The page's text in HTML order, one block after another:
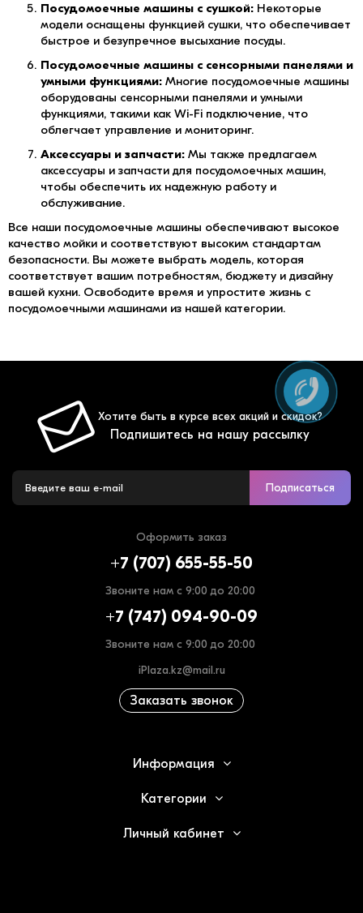
Посудомоечные машины с сушкой: Некоторые
модели оснащены функцией сушки, что обеспечивает
быстрое и безупречное высыхание посуды.
Посудомоечные машины с сенсорными панелями и
умными функциями: Многие посудомоечные машины
оборудованы сенсорными панелями и умными
функциями, такими как Wi-Fi подключение, что
облегчает управление и мониторинг.
Аксессуары и запчасти: Мы также предлагаем
аксессуары и запчасти для посудомоечных машин,
чтобы обеспечить их надежную работу и
обслуживание.
Все наши посудомоечные машины обеспечивают высокое
качество мойки и соответствуют высоким стандартам
безопасности. Вы можете выбрать модель, которая
соответствует вашим потребностям, бюджету и дизайну
вашей кухни. Освободите время и упростите жизнь с
посудомоечными машинами из нашей категории.
Хотите быть в курсе всех акций и скидок?
Подпишитесь на нашу рассылку
Подписаться
Оформить заказ
+7 (707) 655-55-50
Звоните нам с 9:00 до 20:00
+7 (747) 094-90-09
Звоните нам с 9:00 до 20:00
iPlaza.kz@mail.ru
Заказать звонок
Информация
Категории
Личный кабинет